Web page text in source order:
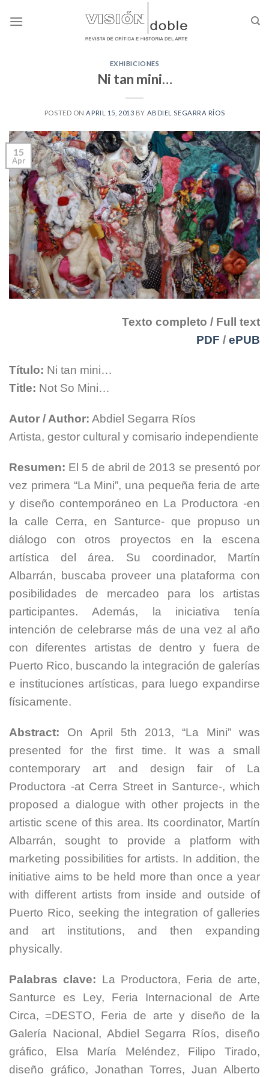
EXHIBICIONES
Ni tan mini…
POSTED ON APRIL 15, 2013 BY ABDIEL SEGARRA RÍOS
15
Apr
Texto completo / Full text
PDF / ePUB
Título: Ni tan mini…
Title: Not So Mini…
Autor / Author: Abdiel Segarra Ríos
Artista, gestor cultural y comisario independiente
Resumen: El 5 de abril de 2013 se presentó por
vez primera “La Mini”, una pequeña feria de arte
y diseño contemporáneo en La Productora -en
la calle Cerra, en Santurce- que propuso un
diálogo con otros proyectos en la escena
artística del área. Su coordinador, Martín
Albarrán, buscaba proveer una plataforma con
posibilidades de mercadeo para los artistas
participantes. Además, la iniciativa tenía
intención de celebrarse más de una vez al año
con diferentes artistas de dentro y fuera de
Puerto Rico, buscando la integración de galerías
e instituciones artísticas, para luego expandirse
físicamente.
Abstract: On April 5th 2013, “La Mini” was
presented for the first time. It was a small
contemporary art and design fair of La
Productora -at Cerra Street in Santurce-, which
proposed a dialogue with other projects in the
artistic scene of this area. Its coordinator, Martín
Albarrán, sought to provide a platform with
marketing possibilities for artists. In addition, the
initiative aims to be held more than once a year
with different artists from inside and outside of
Puerto Rico, seeking the integration of galleries
and art institutions, and then expanding
physically.
Palabras clave: La Productora, Feria de arte,
Santurce es Ley, Feria Internacional de Arte
Circa, =DESTO, Feria de arte y diseño de la
Galería Nacional, Abdiel Segarra Ríos, diseño
gráfico, Elsa María Meléndez, Filipo Tirado,
diseño gráfico, Jonathan Torres, Juan Alberto